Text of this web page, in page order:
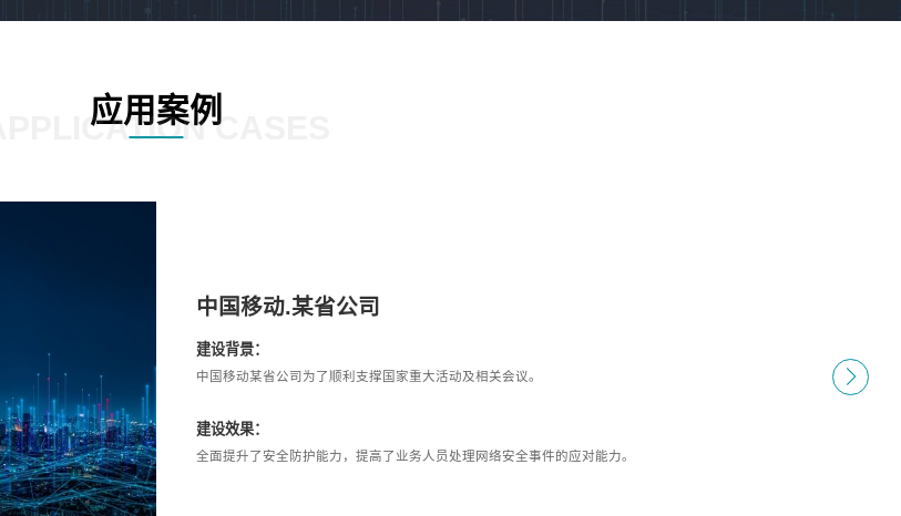
应用案例
APPLICATION CASES
中国移动.某省公司
建设背景：
中国移动某省公司为了顺利支撑国家重大活动及相关会议。
建设效果：
全面提升了安全防护能力，提高了业务人员处理网络安全事件的应对能力。